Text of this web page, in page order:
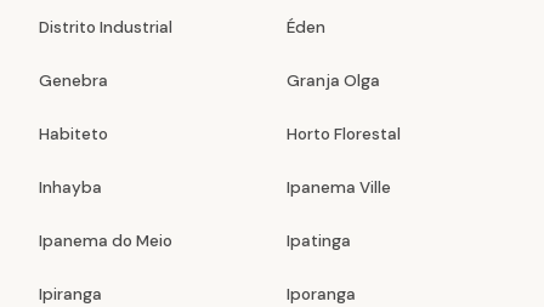
Distrito Industrial Éden
Genebra Granja Olga
Habiteto Horto Florestal
Inhayba Ipanema Ville
Ipanema do Meio Ipatinga
Ipiranga Iporanga